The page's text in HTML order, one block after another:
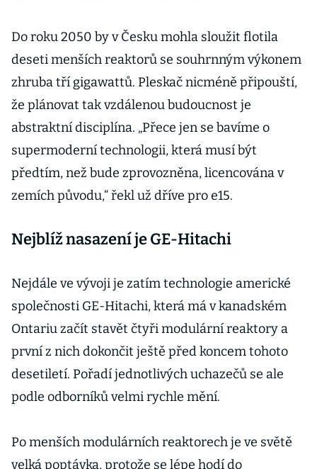
Do roku 2050 by v Česku mohla sloužit flotila
deseti menších reaktorů se souhrnným výkonem
zhruba tří gigawattů. Pleskač nicméně připouští,
že plánovat tak vzdálenou budoucnost je
abstraktní disciplína. „Přece jen se bavíme o
supermoderní technologii, která musí být
předtím, než bude zprovozněna, licencována v
zemích původu,“ řekl už dříve pro e15.
Nejblíž nasazení je GE-Hitachi
Nejdále ve vývoji je zatím technologie americké
společnosti GE-Hitachi, která má v kanadském
Ontariu začít stavět čtyři modulární reaktory a
první z nich dokončit ještě před koncem tohoto
desetiletí. Pořadí jednotlivých uchazečů se ale
podle odborníků velmi rychle mění.
Po menších modulárních reaktorech je ve světě
velká poptávka, protože se lépe hodí do